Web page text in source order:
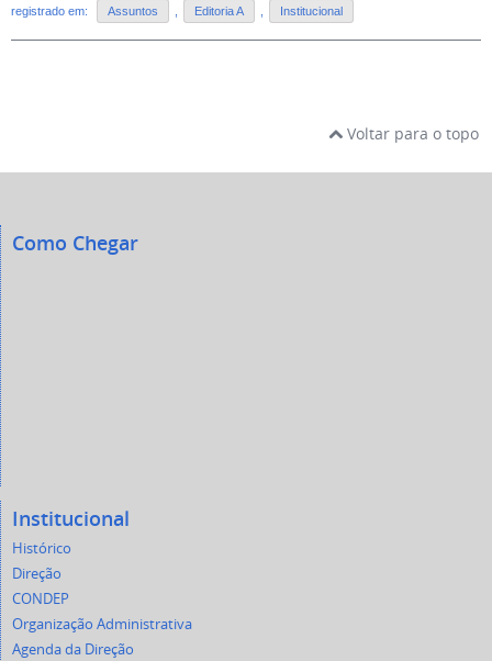
registrado em: Assuntos Editoria A Institucional
Voltar para o topo
Como Chegar
Institucional
Histórico
Direção
CONDEP
Organização Administrativa
Agenda da Direção